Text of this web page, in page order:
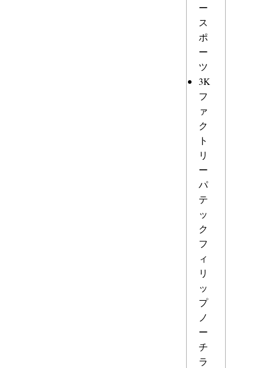
ー
ス
ポ
ー
ツ
3K
フ
ァ
ク
ト
リ
ー
パ
テ
ッ
ク
フ
ィ
リ
ッ
プ
ノ
ー
チ
ラ